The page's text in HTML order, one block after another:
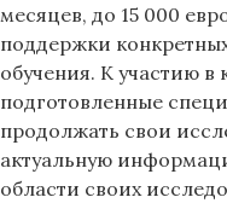
месяцев, до 15 000
поддержки
обучения. К участию в
подготовленные
продолжать свои
актуальную
области своих